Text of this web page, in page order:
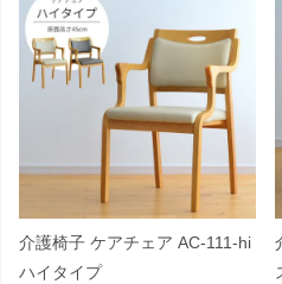
介護椅子 ケアチェア AC-111-hi
ハイタイプ